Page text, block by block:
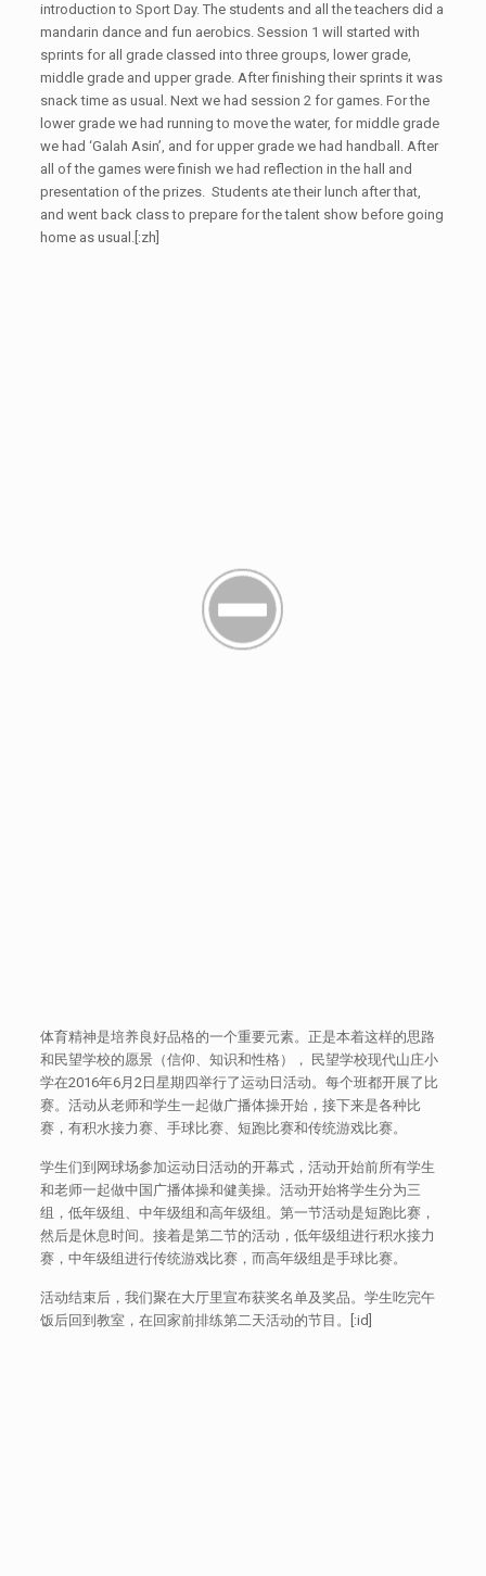
introduction to Sport Day. The students and all the teachers did a
mandarin dance and fun aerobics. Session 1 will started with
sprints for all grade classed into three groups, lower grade,
middle grade and upper grade. After finishing their sprints it was
snack time as usual. Next we had session 2 for games. For the
lower grade we had running to move the water, for middle grade
we had ‘Galah Asin’, and for upper grade we had handball. After
all of the games were finish we had reflection in the hall and
presentation of the prizes. Students ate their lunch after that,
and went back class to prepare for the talent show before going
home as usual.[:zh]
体育精神是培养良好品格的一个重要元素。正是本着这样的思路
和民望学校的愿景（信仰、知识和性格）， 民望学校现代山庄小
学在2016年6月2日星期四举行了运动日活动。每个班都开展了比
赛。活动从老师和学生一起做广播体操开始，接下来是各种比
赛，有积水接力赛、手球比赛、短跑比赛和传统游戏比赛。
学生们到网球场参加运动日活动的开幕式，活动开始前所有学生
和老师一起做中国广播体操和健美操。活动开始将学生分为三
组，低年级组、中年级组和高年级组。第一节活动是短跑比赛，
然后是休息时间。接着是第二节的活动，低年级组进行积水接力
赛，中年级组进行传统游戏比赛，而高年级组是手球比赛。
活动结束后，我们聚在大厅里宣布获奖名单及奖品。学生吃完午
饭后回到教室，在回家前排练第二天活动的节目。[:id]